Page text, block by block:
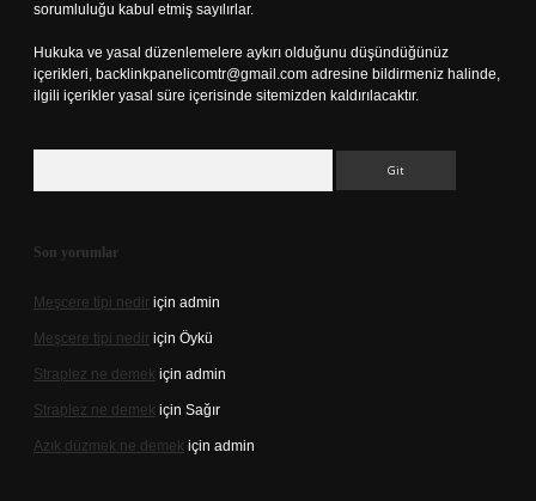
sorumluluğu kabul etmiş sayılırlar.
Hukuka ve yasal düzenlemelere aykırı olduğunu düşündüğünüz
içerikleri, backlinkpanelicomtr@gmail.com adresine bildirmeniz halinde,
ilgili içerikler yasal süre içerisinde sitemizden kaldırılacaktır.
Son yorumlar
Meşcere tipi nedir için admin
Meşcere tipi nedir için Öykü
Straplez ne demek için admin
Straplez ne demek için Sağır
Azık düzmek ne demek için admin